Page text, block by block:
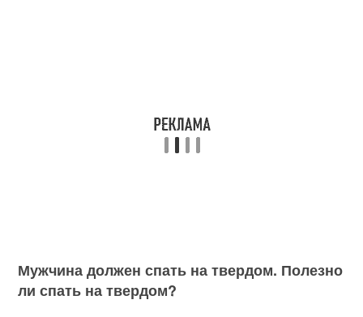
Мужчина должен спать на твердом. Полезно
ли спать на твердом?